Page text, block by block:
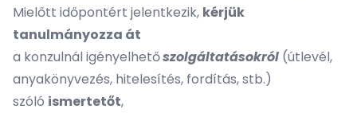
Mielőtt időpontért jelentkezik, kérjük
tanulmányozza át
a konzulnál igényelhetőszolgáltatásokról (útlevél,
anyakönyvezés, hitelesítés, fordítás, stb.)
szóló ismertetőt,